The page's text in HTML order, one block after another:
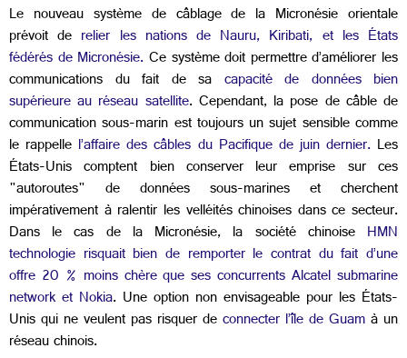
Le nouveau système de câblage de la Micronésie orientale
prévoit de relier les nations de Nauru, Kiribati, et les États
fédérés de Micronésie. Ce système doit permettre d’améliorer les
communications du fait de sa capacité de données bien
supérieure au réseau satellite. Cependant, la pose de câble de
communication sous-marin est toujours un sujet sensible comme
le rappelle l’affaire des câbles du Pacifique de juin dernier. Les
États-Unis comptent bien conserver leur emprise sur ces
"autoroutes" de données sous-marines et cherchent
impérativement à ralentir les velléités chinoises dans ce secteur.
Dans le cas de la Micronésie, la société chinoiseHMN
technologie risquait bien de remporter le contrat du fait d’une
offre 20 % moins chère que ses concurrents Alcatel submarine
network et Nokia. Une option non envisageable pour les États-
Unis qui ne veulent pas risquer deconnecter l’île de Guamà un
réseau chinois.